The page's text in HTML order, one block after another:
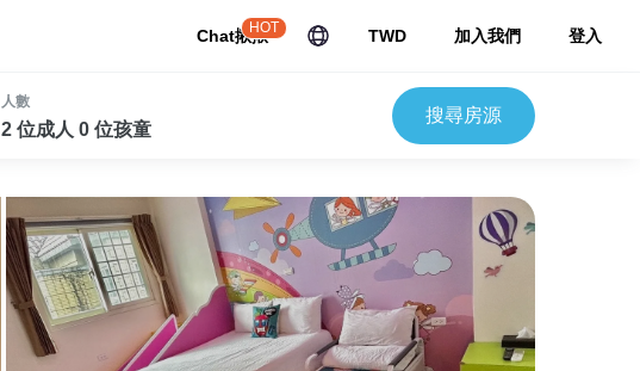
Chat揪揪
HOT TWD 加入我們 登入
人數
2 位成人 0 位孩童
搜尋房源